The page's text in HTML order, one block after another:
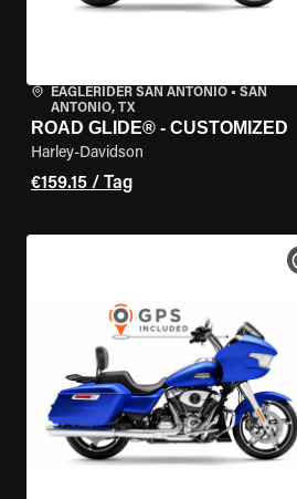
EAGLERIDER SAN ANTONIO • SAN
ANTONIO, TX
ROAD GLIDE® - CUSTOMIZED
Harley-Davidson
€159.15 / Tag